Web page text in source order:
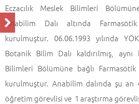
Eczacılık Meslek Bilimleri
Anabilim Dalı altında
kurulmuştur. 06.06.1993 yılında
Botanik Bilim Dalı kaldırılmış, aynı
Bilimleri Bölümüne bağlı
kurulmuştur. Anabilim dalında şu
öğretim görevlisi ve 1 araştırma